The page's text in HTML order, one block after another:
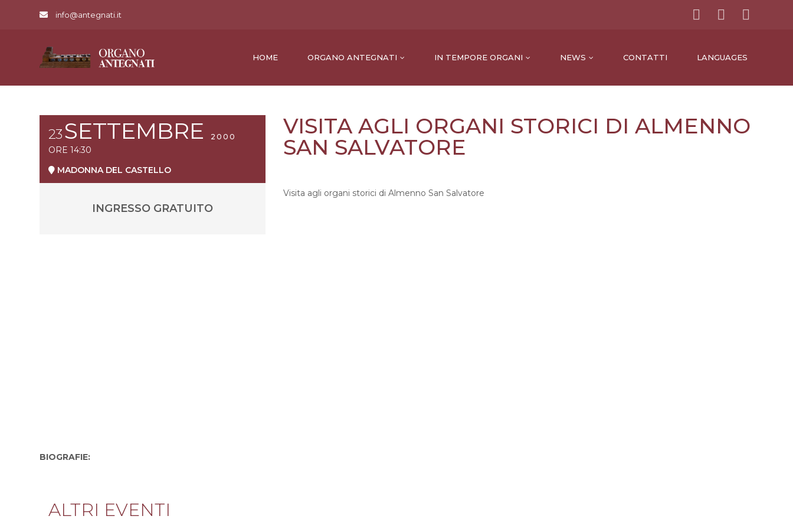
info@antegnati.it
HOME ORGANO ANTEGNATI IN TEMPORE ORGANI NEWS CONTATTI LANGUAGES
23SETTEMBRE 2000
ORE 14:30
MADONNA DEL CASTELLO
INGRESSO GRATUITO
BIOGRAFIE:
VISITA AGLI ORGANI STORICI DI ALMENNO
SAN SALVATORE
Visita agli organi storici di Almenno San Salvatore
ALTRI EVENTI